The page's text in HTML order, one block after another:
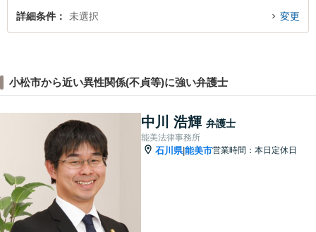
詳細条件 未選択 変更
小松市から近い異性関係(不貞等)に強い弁護士
中川 浩輝 弁護士
能美法律事務所
石川県|能美市営業時間：本日定休日